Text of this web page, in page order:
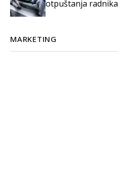
otpuštanja radnika
MARKETING